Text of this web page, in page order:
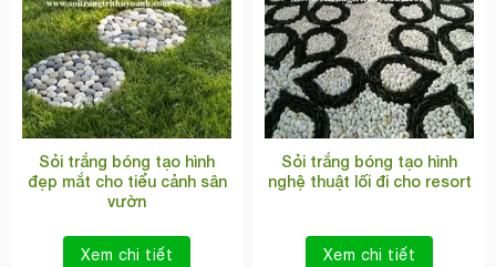
Sỏi trắng bóng tạo hình
đẹp mắt cho tiểu cảnh sân
vườn
Xem chi tiết
Sỏi trắng bóng tạo hình
nghệ thuật lối đi cho resort
Xem chi tiết